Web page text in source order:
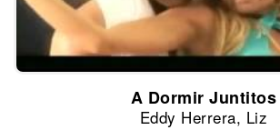
A Dormir Juntitos
Eddy Herrera, Liz